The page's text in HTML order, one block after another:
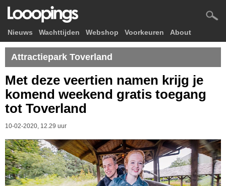
Nieuws Wachttijden Webshop Voorkeuren About
Attractiepark Toverland
Met deze veertien namen krijg je
komend weekend gratis toegang
tot Toverland
10-02-2020, 12.29 uur